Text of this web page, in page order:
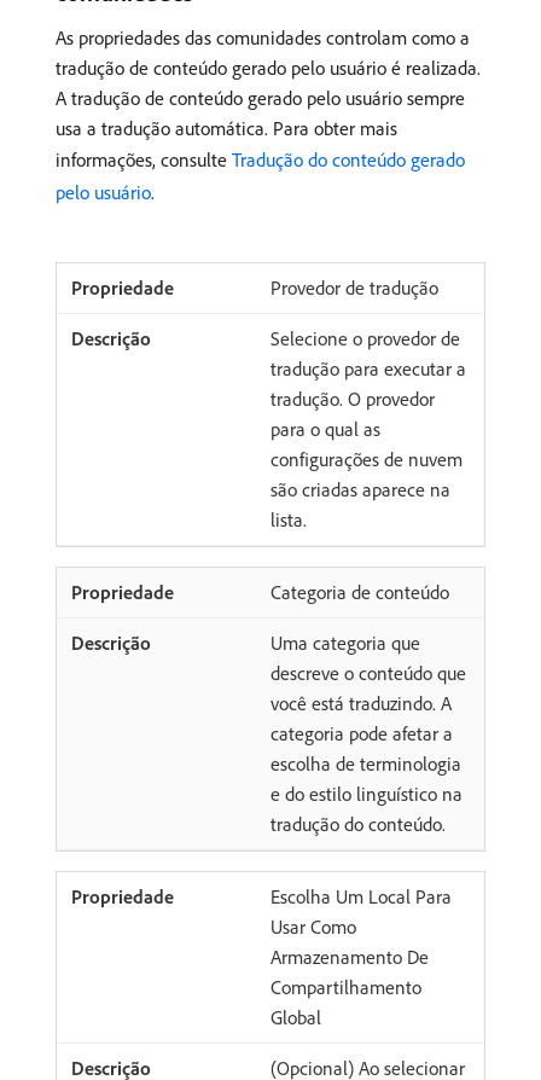
As propriedades das comunidades controlam como a
tradução de conteúdo gerado pelo usuário é realizada.
A tradução de conteúdo gerado pelo usuário sempre
usa a tradução automática. Para obter mais
informações, consulte Tradução do conteúdo gerado
pelo usuário.
Provedor de tradução
Selecione o provedor de
tradução para executar a
tradução. O provedor
para o qual as
configurações de nuvem
são criadas aparece na
lista.
Categoria de conteúdo
Uma categoria que
descreve o conteúdo que
você está traduzindo. A
categoria pode afetar a
escolha de terminologia
e do estilo linguístico na
tradução do conteúdo.
Escolha Um Local Para
Usar Como
Armazenamento De
Compartilhamento
Global
(Opcional) Ao selecionar